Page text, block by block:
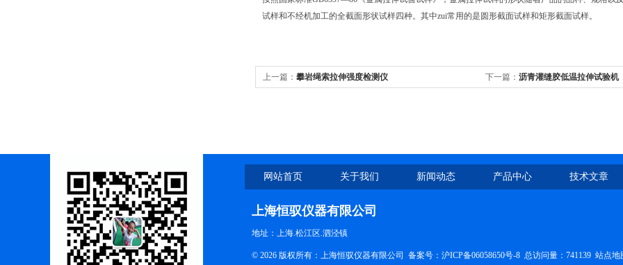
试样和不经机加工的全截面形状试样四种。其中zui常用的是圆形截面试样和矩形截面试样。
上一篇： 攀岩绳索拉伸强度检测仪 下一篇： 沥青灌缝胶低温拉伸试验机
网站首页 关于我们 新闻动态 产品中心 技术文章
上海恒驭仪器有限公司
地址：上海.松江区.泗泾镇
© 2026 版权所有：上海恒驭仪器有限公司 备案号： 沪ICP备06058650号-8 总访问量：741139 站点地